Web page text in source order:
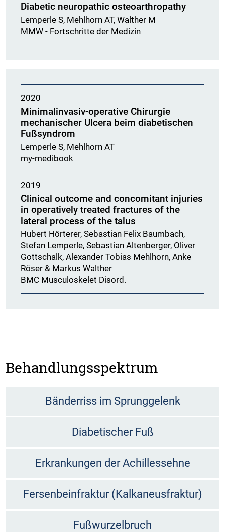
Diabetic neuropathic osteoarthropathy
Lemperle S, Mehlhorn AT, Walther M
MMW - Fortschritte der Medizin
2020
Minimalinvasiv-operative Chirurgie
mechanischer Ulcera beim diabetischen
Fußsyndrom
Lemperle S, Mehlhorn AT
my-medibook
2019
Clinical outcome and concomitant injuries
in operatively treated fractures of the
lateral process of the talus
Hubert Hörterer, Sebastian Felix Baumbach,
Stefan Lemperle, Sebastian Altenberger, Oliver
Gottschalk, Alexander Tobias Mehlhorn, Anke
Röser & Markus Walther
BMC Musculoskelet Disord.
Behandlungsspektrum
Bänderriss im Sprunggelenk
Diabetischer Fuß
Erkrankungen der Achillessehne
Fersenbeinfraktur (Kalkaneusfraktur)
Fußwurzelbruch